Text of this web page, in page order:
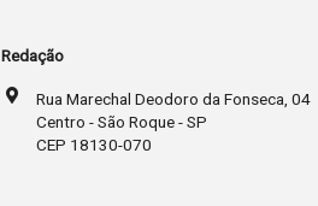
Redação
Rua Marechal Deodoro da Fonseca, 04
Centro - São Roque - SP
CEP 18130-070